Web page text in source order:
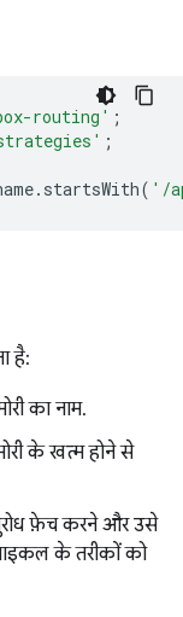
routing' ;
;
. startsWith( '/
है:
का नाम.
के खत्म होने से
फ़ेच करने और उसे
के तरीकों को